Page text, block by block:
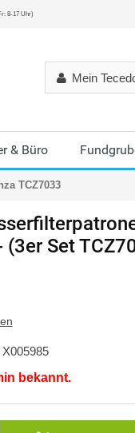
8-17 Uhr)
Mein
& Büro
TCZ7033
(3er Set
X005985
bekannt.